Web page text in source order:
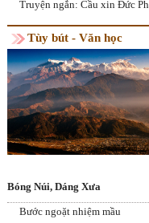
Truyện ngắn: Cầu xin Đức
Tùy bút - Văn học
Bóng Núi, Dáng Xưa
Bước ngoặt nhiệm mầu